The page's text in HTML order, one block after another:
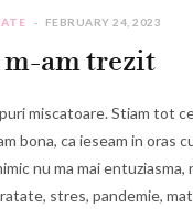
FEBRUARY 24, 2023
m-am trezit
miscatoare. Stiam tot
bona, ca ieseam in
nu ma mai
stres, pandemie,